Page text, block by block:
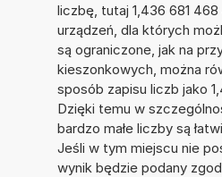
liczbę, tutaj 1,436 681
urządzeń, dla których
są ograniczone, jak na
kieszonkowych, można
sposób zapisu liczb jako
Dzięki temu w
bardzo małe liczby są
Jeśli w tym miejscu nie
wynik będzie podany